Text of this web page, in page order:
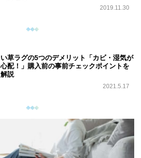
2019.11.30
い草ラグの5つのデメリット「カビ・湿気が
心配！」購入前の事前チェックポイントを
解説
2021.5.17